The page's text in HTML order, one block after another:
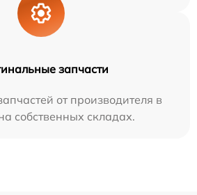
запчасти
от производителя в
собственных складах.